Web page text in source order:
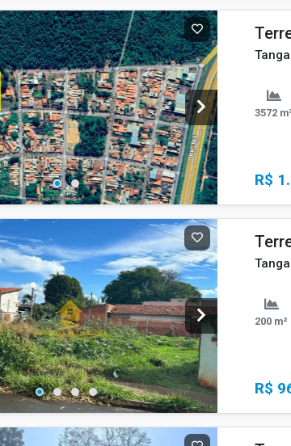
3572
R$
200 m²
R$